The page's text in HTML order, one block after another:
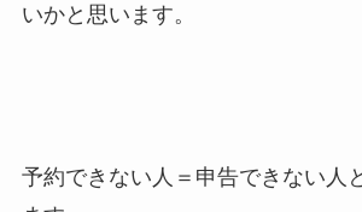
いかと思います。
予約できない人＝申告できない人